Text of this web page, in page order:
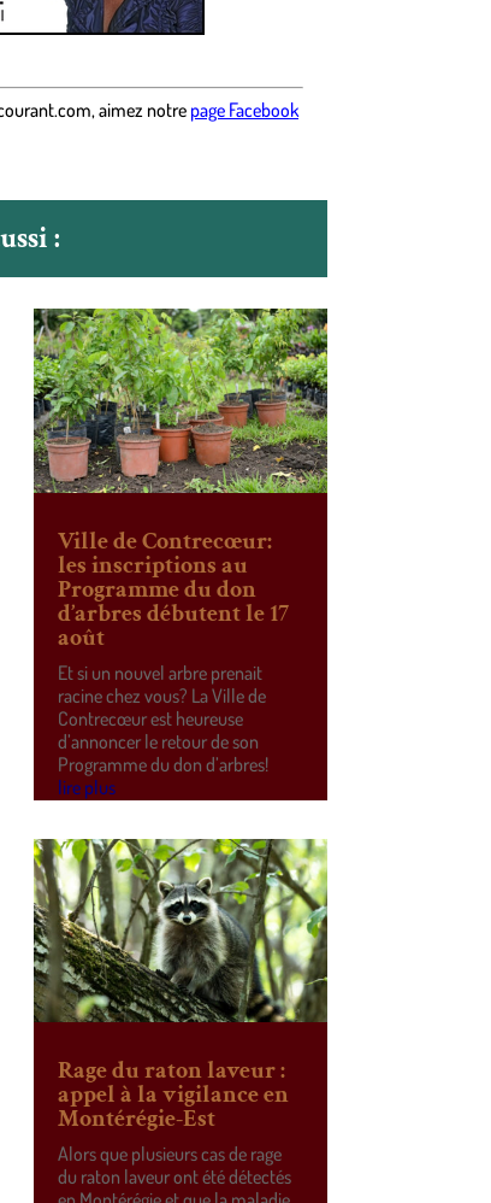
,aimez notre page Facebook
:
Ville de Contrecœur:
les inscriptions au
Programme du don
d’arbres débutent le 17
août
Et si un nouvel arbre prenait
racine chez vous? La Ville de
Contrecœur est heureuse
d’annoncer le retour de son
Programme du don d’arbres!
lire plus
Rage du raton laveur :
appel à la vigilance en
Montérégie-Est
Alors que plusieurs cas de rage
du raton laveur ont été détectés